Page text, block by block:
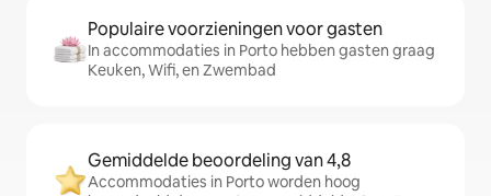
Populaire voorzieningen voor gasten
In accommodaties in Porto hebben gasten graag
Keuken, Wifi, en Zwembad
Gemiddelde beoordeling van 4,8
Accommodaties in Porto worden hoog